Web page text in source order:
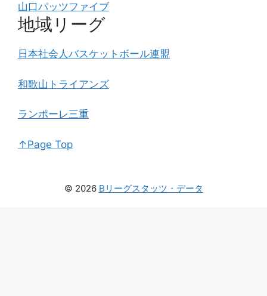
山口パッツファイブ
地域リーグ
日本社会人バスケットボール連盟
和歌山トライアンズ
ランポーレ三重
↑Page Top
© 2026 Bリーグスタッツ・データ